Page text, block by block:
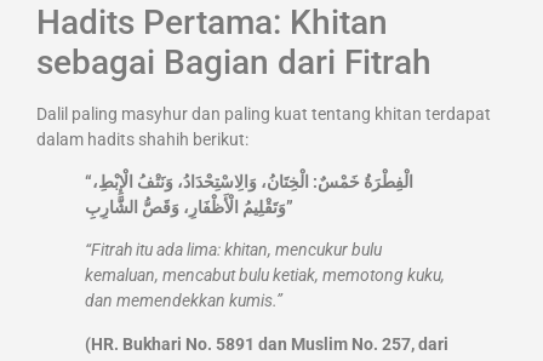
Hadits Pertama: Khitan
sebagai Bagian dari Fitrah
Dalil paling masyhur dan paling kuat tentang khitan terdapat
dalam hadits shahih berikut:
“الْفِطْرَةُ خَمْسٌ: الْخِتَانُ، وَالِاسْتِحْدَادُ، وَنَتْفُ الْإِبْطِ،
وَتَقْلِيمُ الْأَظْفَارِ، وَقَصُّ الشَّارِبِ”
“Fitrah itu ada lima: khitan, mencukur bulu
kemaluan, mencabut bulu ketiak, memotong kuku,
dan memendekkan kumis.”
(HR. Bukhari No. 5891 dan Muslim No. 257, dari